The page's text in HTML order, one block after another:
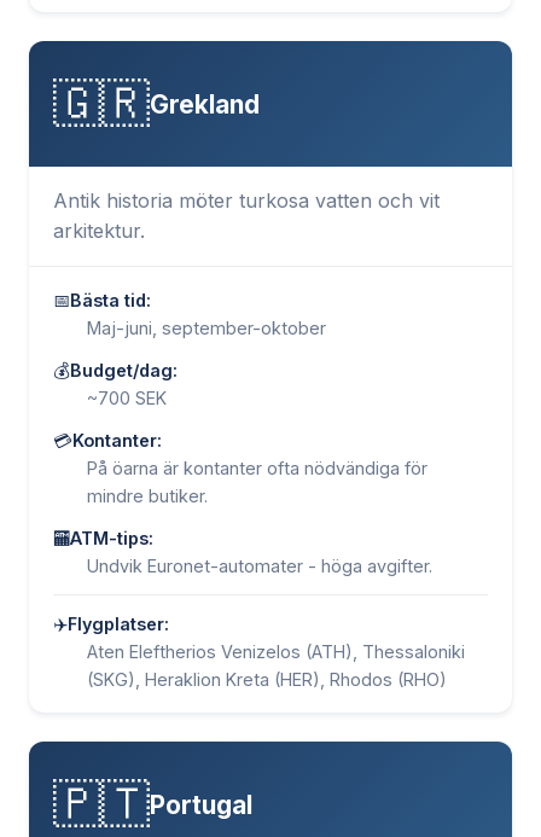
🇬🇷Grekland
Antik historia möter turkosa vatten och vit
arkitektur.
📅Bästa tid:
Maj-juni, september-oktober
💰Budget/dag:
~700 SEK
💳Kontanter:
På öarna är kontanter ofta nödvändiga för
mindre butiker.
🏧ATM-tips:
Undvik Euronet-automater - höga avgifter.
✈️Flygplatser:
Aten Eleftherios Venizelos (ATH), Thessaloniki
(SKG), Heraklion Kreta (HER), Rhodos (RHO)
🇵🇹Portugal